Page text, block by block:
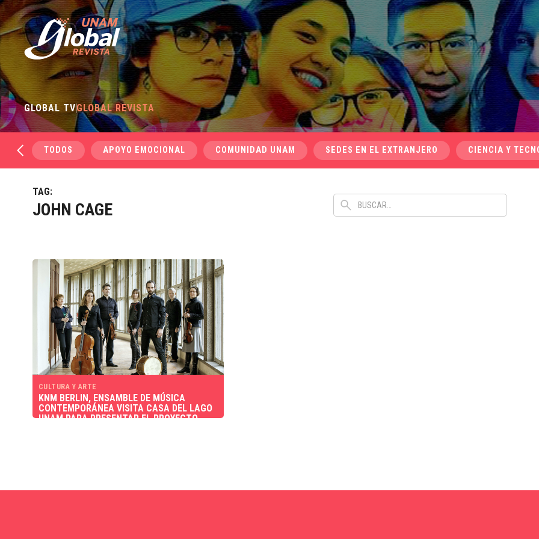
GLOBAL TVGLOBAL REVISTA
TODOS APOYO EMOCIONAL COMUNIDAD UNAM SEDES EN EL EXTRANJERO CIENCIA Y
TAG:
JOHN CAGE
CULTURA Y ARTE
KNM BERLIN, ENSAMBLE DE MÚSICA
CONTEMPORÁNEA VISITA CASA DEL LAGO
UNAM PARA PRESENTAR EL PROYECTO